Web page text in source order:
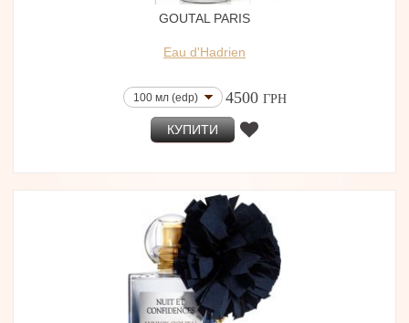
GOUTAL PARIS
Eau d'Hadrien
100 мл (edp) 4500 ГРН
КУПИТИ